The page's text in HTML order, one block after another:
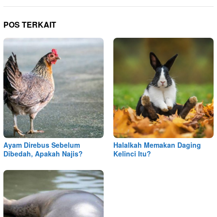
POS TERKAIT
Ayam Direbus Sebelum
Dibedah, Apakah Najis?
Halalkah Memakan Daging
Kelinci Itu?